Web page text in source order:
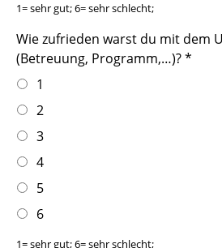
1= sehr gut; 6= sehr schlecht;
Wie zufrieden warst du mit dem
(Betreuung, Programm,…)?*
1
2
3
4
5
6
1= sehr gut; 6= sehr schlecht;